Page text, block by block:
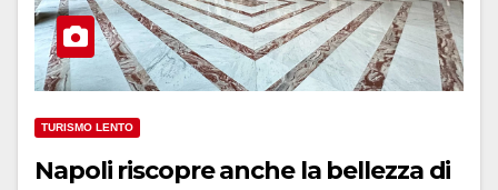
TURISMO LENTO
Napoli riscopre anche la bellezza di